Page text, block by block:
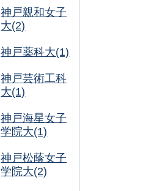
神戸親和女子
大(2)
神戸薬科大(1)
神戸芸術工科
大(1)
神戸海星女子
学院大(1)
神戸松蔭女子
学院大(2)